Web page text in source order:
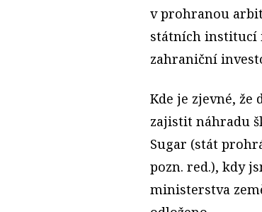
v prohranou
státních institucí
zahraniční
Kde je zjevné, že
zajistit náhradu
Sugar (stát
pozn. red.), kdy
ministerstva